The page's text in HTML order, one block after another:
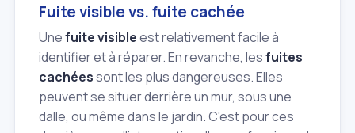
Fuite visible vs. fuite cachée
Unefuite visibleest relativement facile à
identifier et à réparer. En revanche, lesfuites
cachéessont les plus dangereuses. Elles
peuvent se situer derrière un mur, sous une
dalle, ou même dans le jardin. C'est pour ces